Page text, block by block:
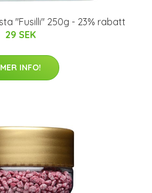
"Fusilli" 250g - 23% rabatt
29 SEK
MER INFO!